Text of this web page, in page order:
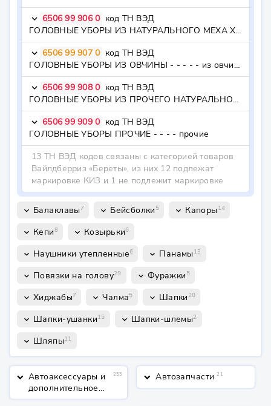
keyboard_arrow_down 6506 99 906 0 код ТН ВЭД
ГОЛОВНЫЕ УБОРЫ ИЗ НАТУРАЛЬНОГО МЕХА ХОРЯ - - - - - из хоря
keyboard_arrow_down 6506 99 907 0 код ТН ВЭД
ГОЛОВНЫЕ УБОРЫ ИЗ ОВЧИНЫ - - - - - из овчины
keyboard_arrow_down 6506 99 908 0 код ТН ВЭД
ГОЛОВНЫЕ УБОРЫ ИЗ ПРОЧЕГО НАТУРАЛЬНОГО МЕХА. - - - - - прочие
keyboard_arrow_down 6506 99 909 0 код ТН ВЭД
ГОЛОВНЫЕ УБОРЫ ПРОЧИЕ - - - - прочие
13 ТН ВЭД кодов связаны с категорией товаров
Вайлдберриз «Береты», из них 12 подлежат
маркировке КИЗ и 1 не подлежит маркировке
keyboard_arrow_down Балаклавы 7 keyboard_arrow_down Бейсболки 5 keyboard_arrow_down Капоры 14
keyboard_arrow_down Кепи8 keyboard_arrow_down Козырьки6
keyboard_arrow_down Наушники утепленные6 keyboard_arrow_down Панамы 13
keyboard_arrow_down Повязки на голову29 keyboard_arrow_down Фуражки 5
keyboard_arrow_down Хиджабы7 keyboard_arrow_down Чалма5 keyboard_arrow_down Шапки 28
keyboard_arrow_down Шапки-ушанки15 keyboard_arrow_down Шапки-шлемы2
keyboard_arrow_down Шляпы11
keyboard_arrow_down Автоаксессуары и
дополнительное
оборудование
255 keyboard_arrow_down Автозапчасти 21